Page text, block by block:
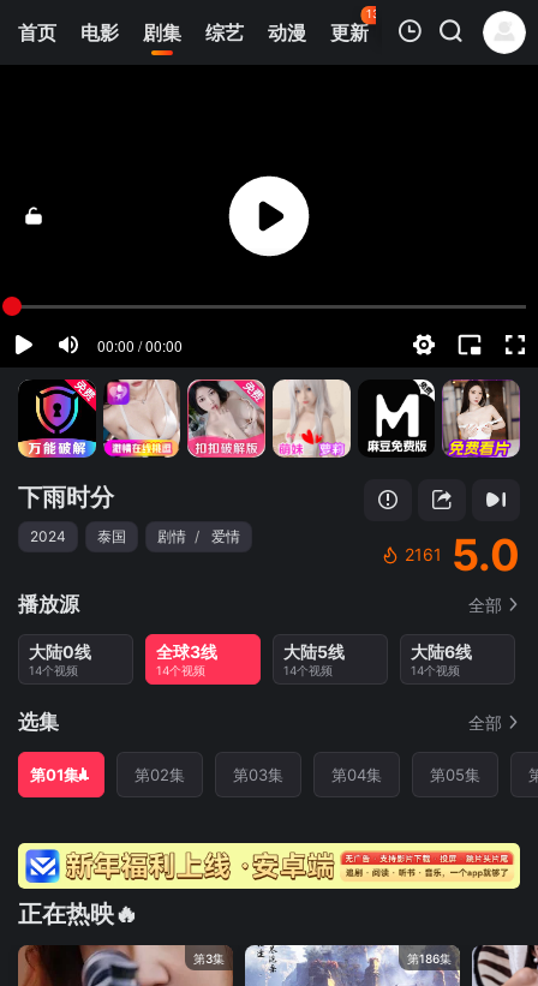
首页 电影 剧集 综艺 动漫 更新
136
热榜 APP
清空
下雨时分
2024 泰国 剧情 / 爱情
2161 5.0
播放源 全部
大陆0线
14个视频
全球3线
14个视频
大陆5线
14个视频
大陆6线
14个视频
选集 全部
第01集 第02集 第03集 第04集 第05集
正在热映🔥
第3集 第186集